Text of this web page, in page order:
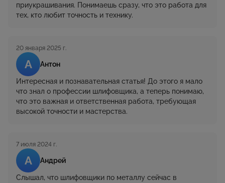
приукрашивания. Понимаешь сразу, что это работа для
тех, кто любит точность и технику.
А Антон
20 января 2025 г.
Интересная и познавательная статья! До этого я мало
что знал о профессии шлифовщика, а теперь понимаю,
что это важная и ответственная работа, требующая
высокой точности и мастерства.
А Андрей
7 июля 2024 г.
Слышал, что шлифовщики по металлу сейчас в